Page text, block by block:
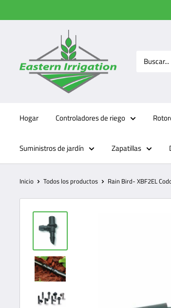
directamente
Hogar Controladores de riego
Suministros de jardín Zapatillas
Inicio Todos los productos Rain Bird- XBF2EL